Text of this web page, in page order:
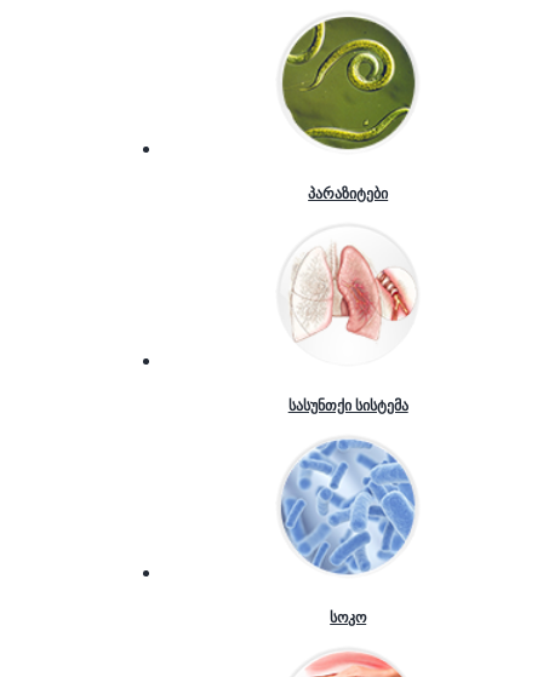
პარაზიტები
სასუნთქი სისტემა
სოკო